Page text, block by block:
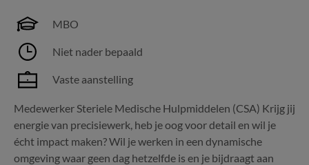
MBO
Niet nader bepaald
Vaste aanstelling
Medewerker Steriele Medische Hulpmiddelen (CSA) Krijg jij
energie van precisiewerk, heb je oog voor detail en wil je
écht impact maken? Wil je werken in een dynamische
omgeving waar geen dag hetzelfde is en je bijdraagt aan